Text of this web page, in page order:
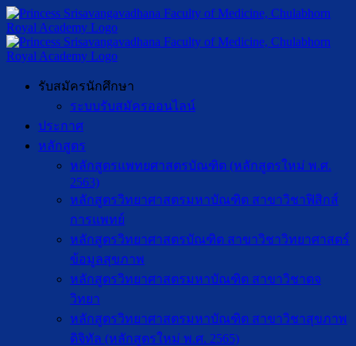
รับสมัครนักศึกษา
ระบบรับสมัครออนไลน์
ประกาศ
หลักสูตร
หลักสูตรแพทยศาสตรบัณฑิต (หลักสูตรใหม่ พ.ศ.
2563)
หลักสูตรวิทยาศาสตรมหาบัณฑิต สาขาวิชาฟิสิกส์
การแพทย์
หลักสูตรวิทยาศาสตรบัณฑิต สาขาวิชาวิทยาศาสตร์
ข้อมูลสุขภาพ
หลักสูตรวิทยาศาสตรมหาบัณฑิต สาขาวิชาตจ
วิทยา
หลักสูตรวิทยาศาสตรมหาบัณฑิต สาขาวิชาสุขภาพ
ดิจิทัล (หลักสูตรใหม่ พ.ศ. 2565)